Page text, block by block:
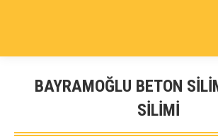
BAYRAMOĞLU BETON
SİLİMİ
You are